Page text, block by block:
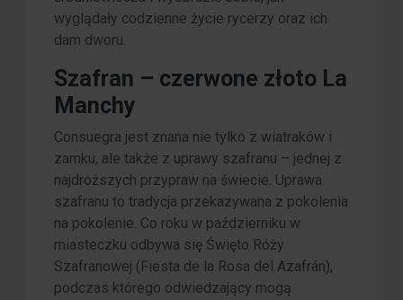
wyglądały codzienne życie rycerzy oraz ich
dam dworu.
Szafran – czerwone złoto La
Manchy
Consuegra jest znana nie tylko z wiatraków i
zamku, ale także z uprawy szafranu – jednej z
najdroższych przypraw na świecie. Uprawa
szafranu to tradycja przekazywana z pokolenia
na pokolenie. Co roku w październiku w
miasteczku odbywa się Święto Róży
Szafranowej (Fiesta de la Rosa del Azafrán),
podczas którego odwiedzający mogą